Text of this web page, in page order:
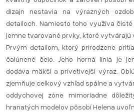
dizajn nestavia na výrazných
detailoch. Namiesto toho využíva
jemne tvarované prvky, ktoré vytvárajú
Prvým detailom, ktorý prirodzene
čalúnené čelo. Jeho horná línia je
dodáva mäkší a prívetivejší výraz.
zjemňuje celkový vzhľad spálne a
oddychovej zóne mimoriadne
hranatých modelov pôsobí Helena